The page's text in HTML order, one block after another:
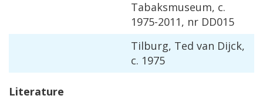
Tabaksmuseum, c.
1975-2011, nr DD015
Tilburg, Ted van Dijck,
c. 1975
Literature